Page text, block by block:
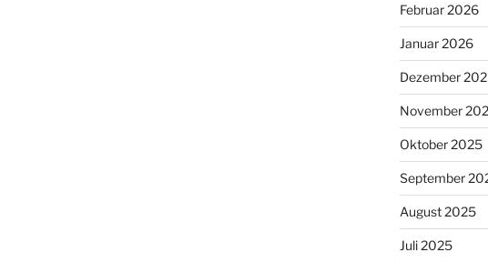
Februar 2026
Januar 2026
Dezember
November
Oktober 2025
September
August 2025
Juli 2025